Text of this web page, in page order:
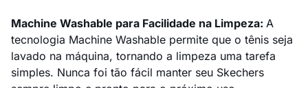
Machine Washable para Facilidade na Limpeza: A
tecnologia Machine Washable permite que o tênis seja
lavado na máquina, tornando a limpeza uma tarefa
simples. Nunca foi tão fácil manter seu Skechers